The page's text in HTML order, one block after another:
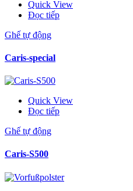
Quick View
Đọc tiếp
Ghế tự động
Caris-special
Quick View
Đọc tiếp
Ghế tự động
Caris-S500